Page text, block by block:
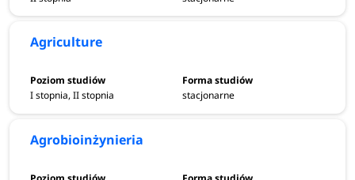
Agriculture
I stopnia, II stopnia stacjonarne
Agrobioinżynieria